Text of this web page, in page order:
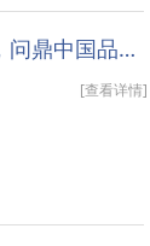
宏光MINIEV10月热销超6万台，累计销量180万，问鼎中国品牌纯电市场销量TOP1
[查看详情]